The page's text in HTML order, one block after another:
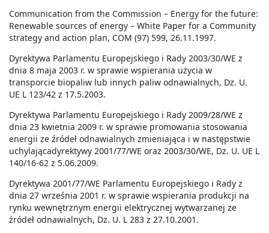
Communication from the Commission – Energy for the future:
Renewable sources of energy – White Paper for a Community
strategy and action plan, COM (97) 599, 26.11.1997.
Dyrektywa Parlamentu Europejskiego i Rady 2003/30/WE z
dnia 8 maja 2003 r. w sprawie wspierania użycia w
transporcie biopaliw lub innych paliw odnawialnych, Dz. U.
UE L 123/42 z 17.5.2003.
Dyrektywa Parlamentu Europejskiego i Rady 2009/28/WE z
dnia 23 kwietnia 2009 r. w sprawie promowania stosowania
energii ze źródeł odnawialnych zmieniająca i w następstwie
uchylającadyrektywy 2001/77/WE oraz 2003/30/WE, Dz. U. UE L
140/16-62 z 5.06.2009.
Dyrektywa 2001/77/WE Parlamentu Europejskiego i Rady z
dnia 27 września 2001 r. w sprawie wspierania produkcji na
rynku wewnętrznym energii elektrycznej wytwarzanej ze
źródeł odnawialnych, Dz. U. L 283 z 27.10.2001.